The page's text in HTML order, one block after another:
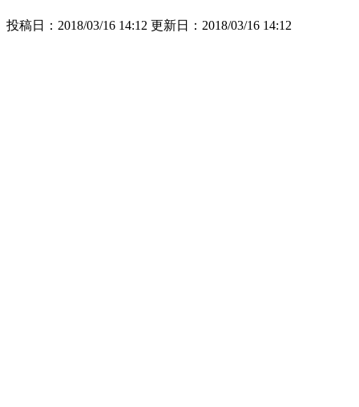
投稿日：2018/03/16 14:12 更新日： 2018/03/16 14:12